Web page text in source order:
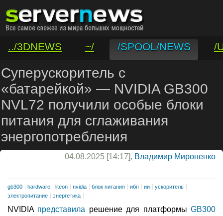
../3DNEWS ~/ /SPOOL/NEWS
/
/VAR/CONTACT
Суперускоритель с
«батарейкой» — NVIDIA GB300
NVL72 получили особые блоки
питания для сглаживания
энергопотребления
04.08.2025 [14:17], Владимир Мироненко
gb300 hardware liteon nvidia блок питания ибп ии
ускоритель
электропитание
энергетика
NVIDIA представила решение для платформыGB300